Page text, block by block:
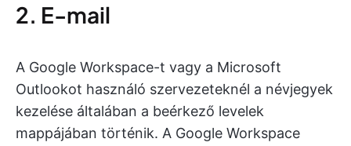
2. E-mail
A Google Workspace-t vagy a Microsoft
Outlookot használó szervezeteknél a névjegyek
kezelése általában a beérkező levelek
mappájában történik. A Google Workspace